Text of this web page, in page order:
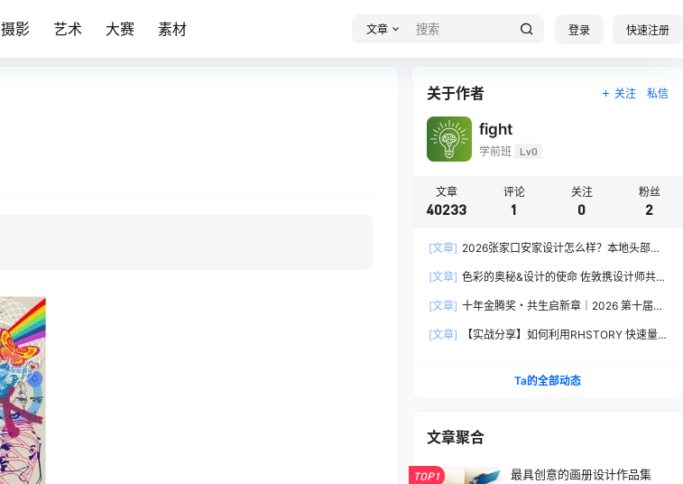
摄影 艺术 大赛 素材 文章 登录 快速注册
关于作者 关注 私信
fight
学前班 Lv0
文章
40233
评论
1
关注
0
粉丝
2
[文章] 2026张家口安家设计怎么样？本地头部全
[文章] 色彩的奥秘&设计的使命 佐敦携设计师共探
[文章] 十年金腾奖・共生启新章｜2026 第十届金
[文章]
【实战分享】如何利用RHSTORY 快速量
Ta的全部动态
文章聚合
TOP1 最具创意的画册设计作品集